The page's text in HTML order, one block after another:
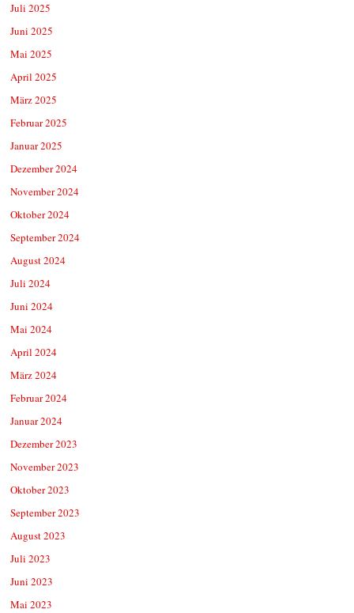
Juli 2025
Juni 2025
Mai 2025
April 2025
März 2025
Februar 2025
Januar 2025
Dezember 2024
November 2024
Oktober 2024
September 2024
August 2024
Juli 2024
Juni 2024
Mai 2024
April 2024
März 2024
Februar 2024
Januar 2024
Dezember 2023
November 2023
Oktober 2023
September 2023
August 2023
Juli 2023
Juni 2023
Mai 2023